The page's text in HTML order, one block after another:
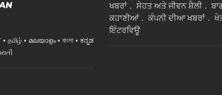
தமிழ் മലയാളം বাংলা
ಕನ್ನಡ
ਖਬਰਾਂ ਸੇਹਤ ਅਤੇ ਜੀਵਨ ਸ਼ੈਲੀ
ਕਹਾਣੀਆਂ
ਕੰਪਨੀ ਦੀਆ ਖਬਰਾਂ
ਇੰਟਰਵਿਊ